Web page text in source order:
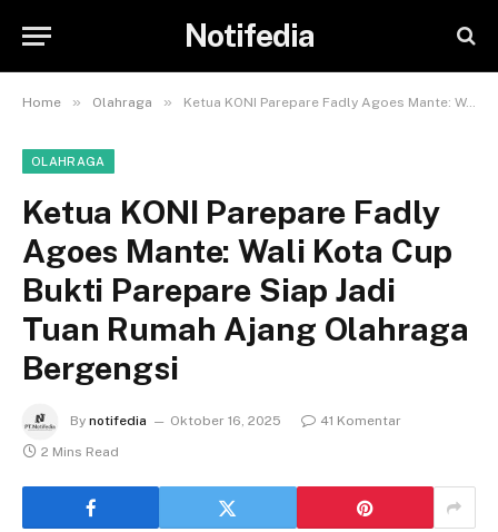
Notifedia
Home » Olahraga » Ketua KONI Parepare Fadly Agoes Mante: Wali Kota Cup Bukti Parepare Siap Jadi Tuan Rumah Ajang Olahraga Bergengsi
OLAHRAGA
Ketua KONI Parepare Fadly
Agoes Mante: Wali Kota Cup
Bukti Parepare Siap Jadi
Tuan Rumah Ajang Olahraga
Bergengsi
By notifedia Oktober 16, 2025
41 Komentar
2 Mins Read